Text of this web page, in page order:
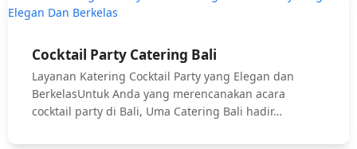
Cocktail Party Catering Bali
Layanan Katering Cocktail Party yang Elegan dan
BerkelasUntuk Anda yang merencanakan acara
cocktail party di Bali, Uma Catering Bali hadir…